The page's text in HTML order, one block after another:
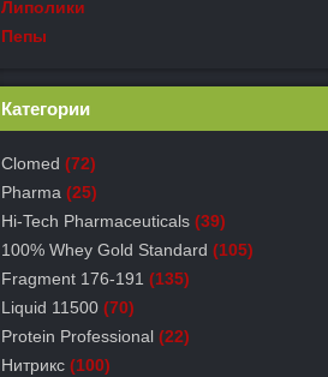
Липолики
Пепы
Категории
Clomed (72)
Pharma (25)
Hi-Tech Pharmaceuticals (39)
100% Whey Gold Standard (105)
Fragment 176-191 (135)
Liquid 11500 (70)
Protein Professional (22)
Нитрикс (100)